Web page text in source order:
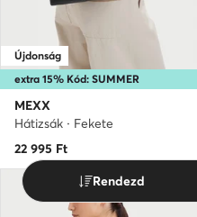
extra 15% Kód: SUMMER
Újdonság
MEXX
Hátizsák · Fekete
22 995 Ft
Rendezd